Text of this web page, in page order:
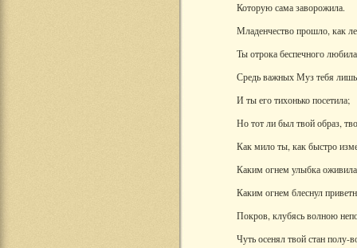
Которую сама заворожила.
Младенчество прошло, как
Ты отрока беспечного
Средь важных Муз тебя
И ты его тихонько посетила;
Но тот ли был твой образ,
Как мило ты, как быстро
Каким огнем улыбка
Каким огнем блеснул
Покров, клубясь волною
Чуть осенял твой стан полу-